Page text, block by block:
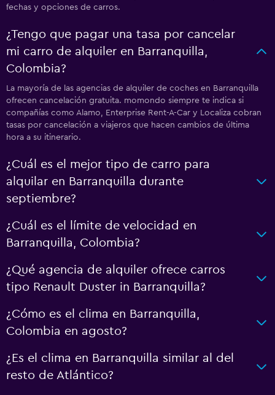
fechas y opciones de carros.
¿Tengo que pagar una tasa por cancelar
mi carro de alquiler en Barranquilla,
Colombia?
La mayoría de las agencias de alquiler de coches en Barranquilla
ofrecen cancelación gratuita. momondo siempre te indica si
compañías como Alamo, Enterprise Rent-A-Car y Localiza cobran
tasas por cancelación a viajeros que hacen cambios de última
hora a su itinerario.
¿Cuál es el mejor tipo de carro para
alquilar en Barranquilla durante
septiembre?
¿Cuál es el límite de velocidad en
Barranquilla, Colombia?
¿Qué agencia de alquiler ofrece carros
tipo Renault Duster in Barranquilla?
¿Cómo es el clima en Barranquilla,
Colombia en agosto?
¿Es el clima en Barranquilla similar al del
resto de Atlántico?